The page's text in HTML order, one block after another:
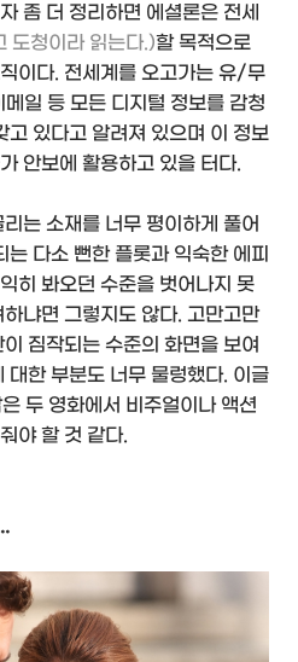
좀 더 정리하면 에셜론은 전세
도청이라 읽는다.)할 목적으로
이다. 전세계를 오고가는 유/무
일 등 모든 디지털 정보를 감청
고 있다고 알려져 있으며 이 정보
안보에 활용하고 있을 터다.
는 소재를 너무 평이하게 풀어
다소 뻔한 플롯과 익숙한 에피
히 봐오던 수준을 벗어나지 못
냐면 그렇지도 않다. 고만고만
짐작되는 수준의 화면을 보여
대한 부분도 너무 물렁했다. 이글
두 영화에서 비주얼이나 액션
야 할 것 같다.